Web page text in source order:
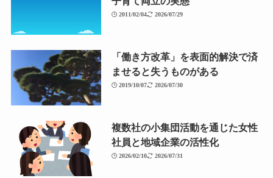
2011/02/04 2026/07/29
「働き方改革」を表面的解決で済
ませると失うものがある
2019/10/07 2026/07/30
複数社の小集団活動を通じた女性
社員と地域企業の活性化
2026/02/10 2026/07/31